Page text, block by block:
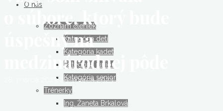
O nás
Zoznam členiek
Kategória deti
Kategória kadet
Kategória junior
Kategória senior
Trénerky
Ing. Žaneta Brkalová
o súbore, ktorý bude
úspešný na
medzinárodnej pôde
28. marca 2023 28. marca 2023